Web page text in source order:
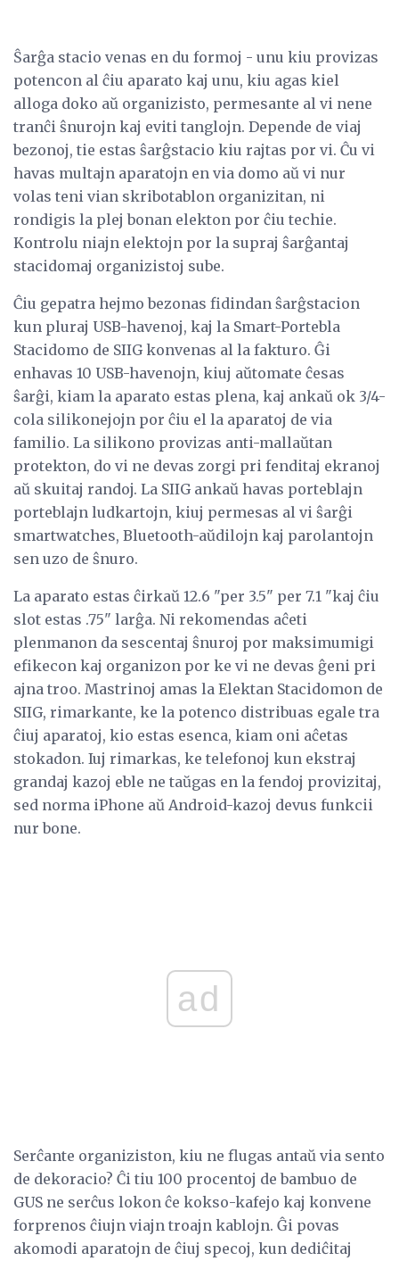
Ŝarĝa stacio venas en du formoj - unu kiu provizas
potencon al ĉiu aparato kaj unu, kiu agas kiel
alloga doko aŭ organizisto, permesante al vi nene
tranĉi ŝnurojn kaj eviti tanglojn. Depende de viaj
bezonoj, tie estas ŝarĝstacio kiu rajtas por vi. Ĉu vi
havas multajn aparatojn en via domo aŭ vi nur
volas teni vian skribotablon organizitan, ni
rondigis la plej bonan elekton por ĉiu techie.
Kontrolu niajn elektojn por la supraj ŝarĝantaj
stacidomaj organizistoj sube.
Ĉiu gepatra hejmo bezonas fidindan ŝarĝstacion
kun pluraj USB-havenoj, kaj la Smart-Portebla
Stacidomo de SIIG konvenas al la fakturo. Ĝi
enhavas 10 USB-havenojn, kiuj aŭtomate ĉesas
ŝarĝi, kiam la aparato estas plena, kaj ankaŭ ok 3/4-
cola silikonejojn por ĉiu el la aparatoj de via
familio. La silikono provizas anti-mallaŭtan
protekton, do vi ne devas zorgi pri fenditaj ekranoj
aŭ skuitaj randoj. La SIIG ankaŭ havas porteblajn
porteblajn ludkartojn, kiuj permesas al vi ŝarĝi
smartwatches, Bluetooth-aŭdilojn kaj parolantojn
sen uzo de ŝnuro.
La aparato estas ĉirkaŭ 12.6 "per 3.5" per 7.1 "kaj ĉiu
slot estas .75" larĝa. Ni rekomendas aĉeti
plenmanon da sescentaj ŝnuroj por maksimumigi
efikecon kaj organizon por ke vi ne devas ĝeni pri
ajna troo. Mastrinoj amas la Elektan Stacidomon de
SIIG, rimarkante, ke la potenco distribuas egale tra
ĉiuj aparatoj, kio estas esenca, kiam oni aĉetas
stokadon. Iuj rimarkas, ke telefonoj kun ekstraj
grandaj kazoj eble ne taŭgas en la fendoj provizitaj,
sed norma iPhone aŭ Android-kazoj devus funkcii
nur bone.
ad
Serĉante organiziston, kiu ne flugas antaŭ via sento
de dekoracio? Ĉi tiu 100 procentoj de bambuo de
GUS ne serĉus lokon ĉe kokso-kafejo kaj konvene
forprenos ĉiujn viajn troajn kablojn. Ĝi povas
akomodi aparatojn de ĉiuj specoj, kun dediĉitaj